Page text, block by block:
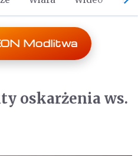
Modlitwa
oskarżenia ws.